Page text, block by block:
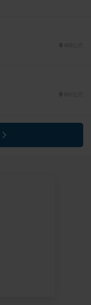
488公尺